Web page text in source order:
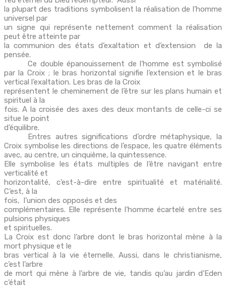
la plupart des traditions symbolisent la réalisation de l’homme
universel par
un signe qui représente nettement comment la réalisation
peut être atteinte par
la communion des états d’exaltation et d’extension de la
pensée.
Ce double épanouissement de l’homme est symbolisé
par la Croix ; le bras horizontal signifie l’extension et le bras
vertical l’exaltation. Les bras de la Croix
représentent le cheminement de l’être sur les plans humain et
spirituel à la
fois. A la croisée des axes des deux montants de celle-ci se
situe le point
d’équilibre.
Entres autres significations d’ordre métaphysique, la
Croix symbolise les directions de l’espace, les quatre éléments
avec, au centre, un cinquième, la quintessence.
Elle symbolise les états multiples de l’être navigant entre
verticalité et
horizontalité, c’est-à-dire entre spiritualité et matérialité.
C’est, à la
fois, l’union des opposés et des
complémentaires. Elle représente l’homme écartelé entre ses
pulsions physiques
et spirituelles.
La Croix est donc l’arbre dont le bras horizontal mène à la
mort physique et le
bras vertical à la vie éternelle. Aussi, dans le christianisme,
c’est l’arbre
de mort qui mène à l’arbre de vie, tandis qu’au jardin d’Eden
c’était